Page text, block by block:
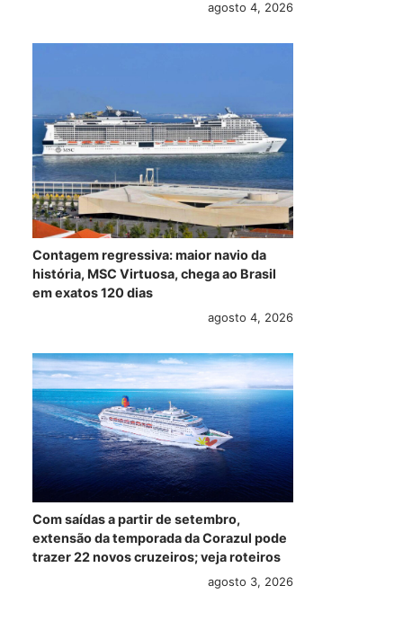
agosto 4, 2026
Contagem regressiva: maior navio da
história, MSC Virtuosa, chega ao Brasil
em exatos 120 dias
agosto 4, 2026
Com saídas a partir de setembro,
extensão da temporada da Corazul pode
trazer 22 novos cruzeiros; veja roteiros
agosto 3, 2026